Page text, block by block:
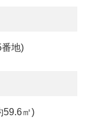
地)
㎡)